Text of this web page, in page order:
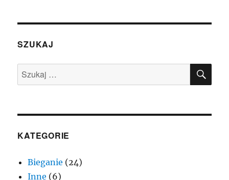
wideo
–
ffmpeg
SZUKAJ
Szukaj:
KATEGORIE
Bieganie (24)
Inne (6)